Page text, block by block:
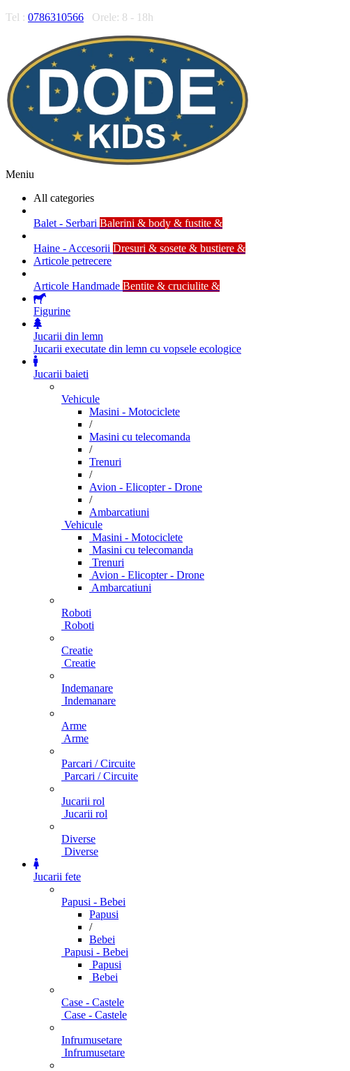
Tel : 0786310566 Orele: 8 - 18h
Meniu
All categories
Balet - Serbari Balerini & body & fustite &
Haine - Accesorii Dresuri & sosete & bustiere &
Articole petrecere
Articole Handmade Bentite & cruciulite &
Figurine
Jucarii din lemn
Jucarii executate din lemn cu vopsele ecologice
Jucarii baieti
Vehicule
Masini - Motociclete
/
Masini cu telecomanda
/
Trenuri
/
Avion - Elicopter - Drone
/
Ambarcatiuni
Vehicule
Masini - Motociclete
Masini cu telecomanda
Trenuri
Avion - Elicopter - Drone
Ambarcatiuni
Roboti
Roboti
Creatie
Creatie
Indemanare
Indemanare
Arme
Arme
Parcari / Circuite
Parcari / Circuite
Jucarii rol
Jucarii rol
Diverse
Diverse
Jucarii fete
Papusi - Bebei
Papusi
/
Bebei
Papusi - Bebei
Papusi
Bebei
Case - Castele
Case - Castele
Infrumusetare
Infrumusetare